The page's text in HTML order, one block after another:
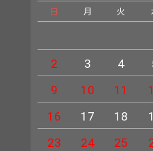
日 月 火
2
3 4
9
10 11
16
17 18
23
24 25